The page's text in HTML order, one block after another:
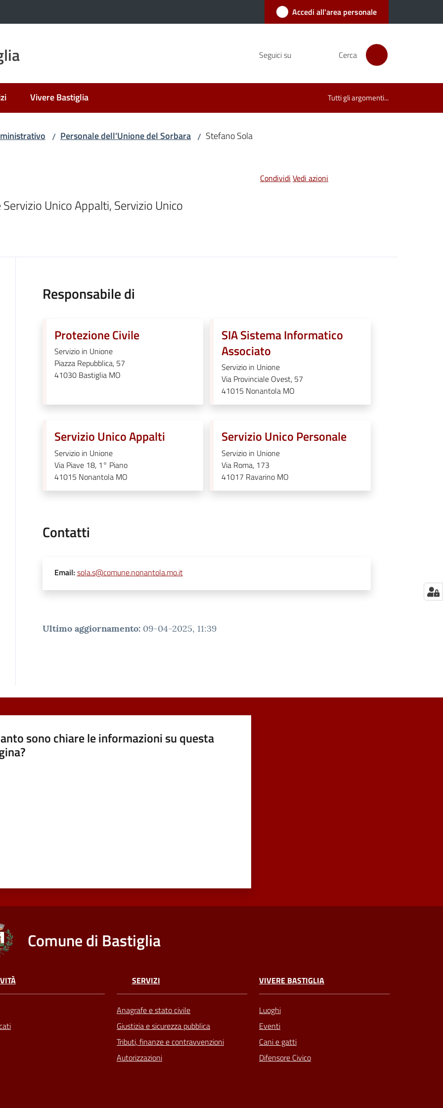
Accedi all'area personale
Seguici su Cerca
Vivere Bastiglia Tutti gli argomenti...
/ Personale dell’Unione del Sorbara / Stefano Sola
Unico Appalti, Servizio Unico
Condividi Vedi azioni
Responsabile di
Protezione Civile
Servizio in Unione
Piazza Repubblica, 57
41030 Bastiglia MO
SIA Sistema Informatico
Associato
Servizio in Unione
Via Provinciale Ovest, 57
41015 Nonantola MO
Servizio Unico Appalti
Servizio in Unione
Via Piave 18, 1° Piano
41015 Nonantola MO
Servizio Unico Personale
Servizio in Unione
Via Roma, 173
41017 Ravarino MO
Contatti
Email: sola.s@comune.nonantola.mo.it
Ultimo aggiornamento: 09-04-2025, 11:39
sono chiare le informazioni su questa
Comune di Bastiglia
SERVIZI
Anagrafe e stato civile
Giustizia e sicurezza pubblica
Tributi, finanze e contravvenzioni
Autorizzazioni
VIVERE BASTIGLIA
Luoghi
Eventi
Cani e gatti
Difensore Civico